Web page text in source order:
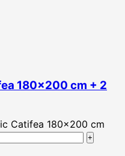
180×200 cm + 2
Catifea 180×200 cm